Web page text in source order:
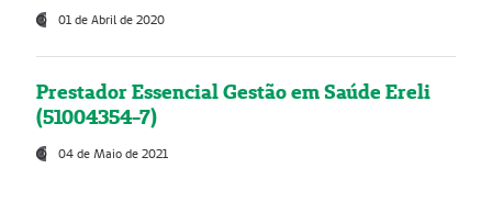
01 de Abril de 2020
Prestador Essencial Gestão em Saúde Ereli
(51004354-7)
04 de Maio de 2021